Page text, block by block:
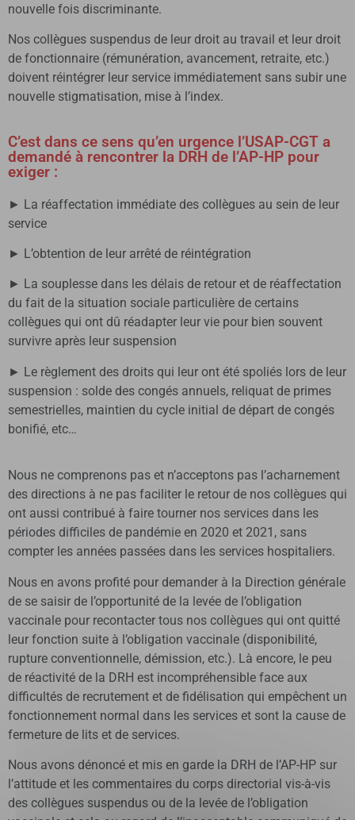
nouvelle fois discriminante.
Nos collègues suspendus de leur droit au travail et leur droit
de fonctionnaire (rémunération, avancement, retraite, etc.)
doivent réintégrer leur service immédiatement sans subir une
nouvelle stigmatisation, mise à l’index.
C’est dans ce sens qu’en urgence l’USAP-CGT a
demandé à rencontrer la DRH de l’AP-HP pour
exiger :
► La réaffectation immédiate des collègues au sein de leur
service
► L’obtention de leur arrêté de réintégration
► La souplesse dans les délais de retour et de réaffectation
du fait de la situation sociale particulière de certains
collègues qui ont dû réadapter leur vie pour bien souvent
survivre après leur suspension
► Le règlement des droits qui leur ont été spoliés lors de leur
suspension : solde des congés annuels, reliquat de primes
semestrielles, maintien du cycle initial de départ de congés
bonifié, etc…
Nous ne comprenons pas et n’acceptons pas l’acharnement
des directions à ne pas faciliter le retour de nos collègues qui
ont aussi contribué à faire tourner nos services dans les
périodes difficiles de pandémie en 2020 et 2021, sans
compter les années passées dans les services hospitaliers.
Nous en avons profité pour demander à la Direction générale
de se saisir de l’opportunité de la levée de l’obligation
vaccinale pour recontacter tous nos collègues qui ont quitté
leur fonction suite à l’obligation vaccinale (disponibilité,
rupture conventionnelle, démission, etc.). Là encore, le peu
de réactivité de la DRH est incompréhensible face aux
difficultés de recrutement et de fidélisation qui empêchent un
fonctionnement normal dans les services et sont la cause de
fermeture de lits et de services.
Nous avons dénoncé et mis en garde la DRH de l’AP-HP sur
l’attitude et les commentaires du corps directorial vis-à-vis
des collègues suspendus ou de la levée de l’obligation